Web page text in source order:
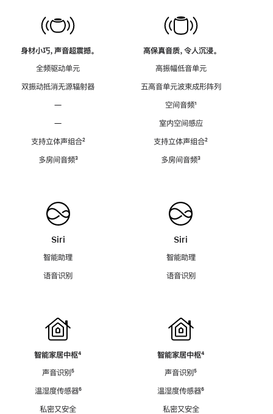
身材小巧，声音超震撼。
全频驱动单元
双振动抵消无源辐射器
—
—
支持立体声组合脚
²
多房间音频脚
³
Siri
智能助理
语音识别
智能家居中枢脚
⁴
声音识别脚
⁵
温湿度传感器脚
⁶
私密又安全
高保真音质，令人沉浸。
高振幅低音单元
五高音单元波束成形阵列
空间音频脚
¹
室内空间感应
支持立体声组合脚
²
多房间音频脚
³
Siri
智能助理
语音识别
智能家居中枢脚
⁴
声音识别脚
⁵
温湿度传感器脚
⁶
私密又安全